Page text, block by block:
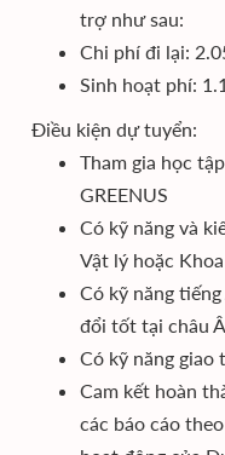
trợ như sau:
Chi phí đi lại:
Sinh hoạt phí:
Điều kiện dự tuyển:
Tham gia học
GREENUS
Có kỹ năng và
Vật lý hoặc
Có kỹ năng
đổi tốt tại châu
Có kỹ năng giao
Cam kết hoàn
các báo cáo